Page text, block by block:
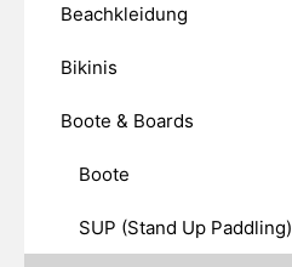
Beachkleidung
Bikinis
Boote & Boards
Boote
SUP (Stand Up Paddling)